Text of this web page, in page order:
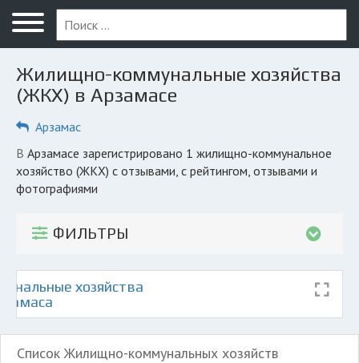
Меню
Главная
Вопрос юристу
Компании
КОМПАНИЯМ
© 2026 Все права защищены
Жилищно-коммунальные хозяйства
(ЖКХ) в Арзамасе
Арзамас
в Арзамасе зарегистрировано 1 жилищно-коммунальное
хозяйство (ЖКХ) с отзывами, с рейтингом, отзывами и
фотографиями
ФИЛЬТРЫ
хозяйства
Список Жилищно-коммунальных хозяйств